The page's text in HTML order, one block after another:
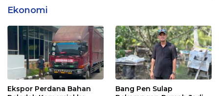
Ekonomi
Ekspor Perdana Bahan
Bang Pen Sulap